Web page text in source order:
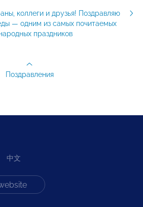
коллеги и друзья! Поздравляю
— одним из самых почитаемых
праздников
Поздравления
中文